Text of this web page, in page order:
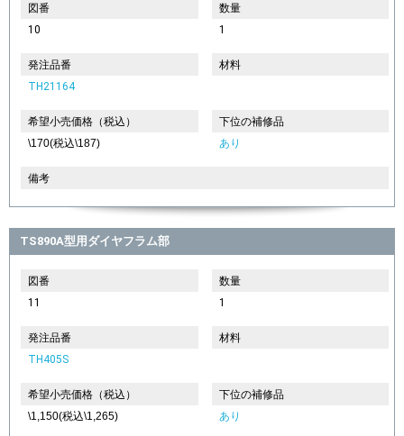
図番
10
数量
1
発注品番
TH21164
材料
希望小売価格（税込）
\170(税込\187)
下位の補修品
あり
備考
TS890A型用ダイヤフラム部
図番
11
数量
1
発注品番
TH405S
材料
希望小売価格（税込）
\1,150(税込\1,265)
下位の補修品
あり